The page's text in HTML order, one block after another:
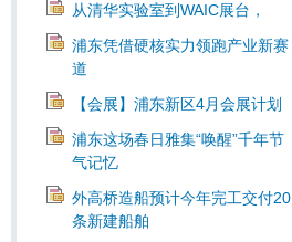
从清华实验室到WAIC展台，
浦东凭借硬核实力领跑产业新赛
道
【会展】浦东新区4月会展计划
浦东这场春日雅集“唤醒”千年节
气记忆
外高桥造船预计今年完工交付20
条新建船舶